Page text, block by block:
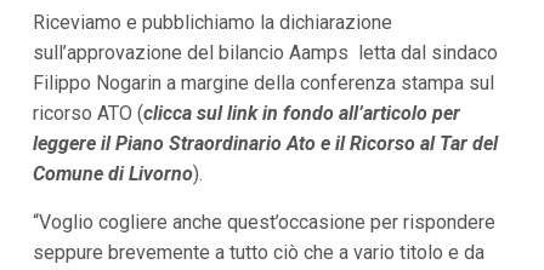
p
r
i
n
c
i
p
l
V
i
Riceviamo e pubblichiamo la dichiarazione
sull’approvazione del bilancio Aamps letta dal sindaco
Filippo Nogarin a margine della conferenza stampa sul
ricorso ATO (clicca sul link in fondo all’articolo per
leggere il Piano Straordinario Ato e il Ricorso al Tar del
Comune di Livorno).
“Voglio cogliere anche quest’occasione per rispondere
seppure brevemente a tutto ciò che a vario titolo e da